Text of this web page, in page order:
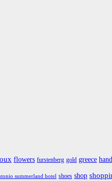
flowers furstenberg gold greece
summerland hotel shoes shop